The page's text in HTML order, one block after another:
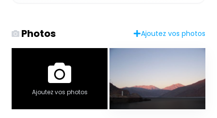
Photos Ajoutez vos photos
Ajoutez vos photos